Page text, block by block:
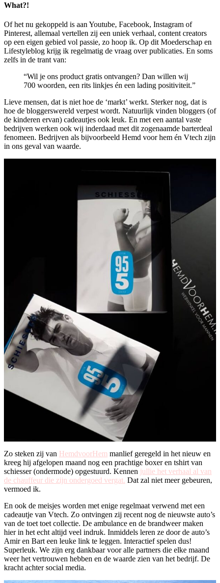
What?!
Of het nu gekoppeld is aan Youtube, Facebook, Instagram of
Pinterest, allemaal vertellen zij een uniek verhaal, content creators
op een eigen gebied vol passie, zo hoop ik. Op dit Moederschap en
Lifestyleblog krijg ik regelmatig de vraag over publicaties. En soms
zelfs in de trant van:
“Wil je ons product gratis ontvangen? Dan willen wij
700 woorden, een rits linkjes én een lading positiviteit.”
Lieve mensen, dat is niet hoe de ‘markt’ werkt. Sterker nog, dat is
hoe de bloggerswereld verpest wordt. Natuurlijk vinden bloggers (of
de kinderen ervan) cadeautjes ook leuk. En met een aantal vaste
bedrijven werken ook wij inderdaad met dit zogenaamde barterdeal
fenomeen. Bedrijven als bijvoorbeeld Hemd voor hem én Vtech zijn
in ons geval van waarde.
Zo steken zij van HemdvoorHem manlief geregeld in het nieuw en
kreeg hij afgelopen maand nog een prachtige boxer en tshirt van
schiesser (ondermode) opgestuurd. Kennen jullie het verhaal al van
de chauffeur die zijn ondergoed vergat. Dat zal niet meer gebeuren,
vermoed ik.
En ook de meisjes worden met enige regelmaat verwend met een
cadeautje van Vtech. Zo ontvingen zij recent nog de nieuwste auto’s
van de toet toet collectie. De ambulance en de brandweer maken
hier in het echt altijd veel indruk. Inmiddels leren ze door de auto’s
Amir en Bart een leuke link te leggen. Interactief spelen dus!
Superleuk. We zijn erg dankbaar voor alle partners die elke maand
weer het vertrouwen hebben en de waarde zien van het bedrijf. De
kracht achter social media.